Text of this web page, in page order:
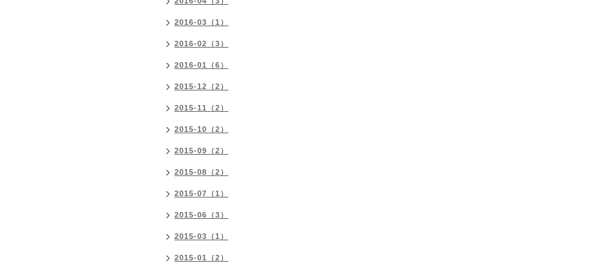
2016-03（1）
2016-02（3）
2016-01（6）
2015-12（2）
2015-11（2）
2015-10（2）
2015-09（2）
2015-08（2）
2015-07（1）
2015-06（3）
2015-03（1）
2015-01（2）